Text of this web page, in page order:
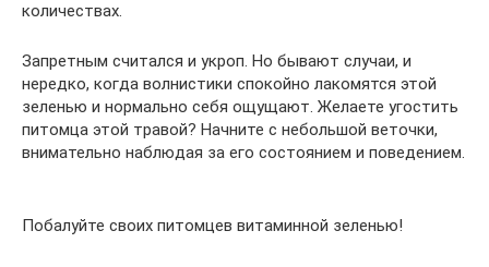
количествах.
Запретным считался и укроп. Но бывают случаи, и
нередко, когда волнистики спокойно лакомятся этой
зеленью и нормально себя ощущают. Желаете угостить
питомца этой травой? Начните с небольшой веточки,
внимательно наблюдая за его состоянием и поведением.
Побалуйте своих питомцев витаминной зеленью!